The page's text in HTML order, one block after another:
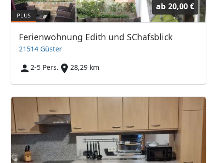
ab 20,00 €
Ferienwohnung Edith und SChafsblick
21514 Güster
2-5 Pers.
28,29 km